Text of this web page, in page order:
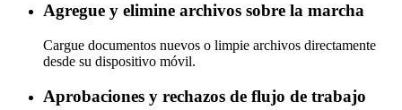
Agregue y elimine archivos sobre la marcha
Cargue documentos nuevos o limpie archivos directamente
desde su dispositivo móvil.
Aprobaciones y rechazos de flujo de trabajo